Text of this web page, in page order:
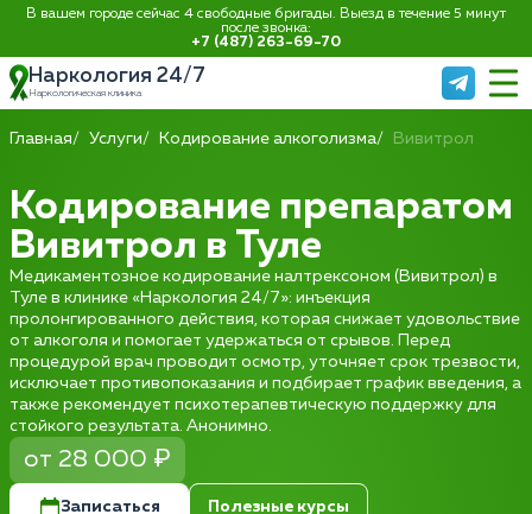
В вашем городе сейчас 4 свободные бригады. Выезд в течение 5 минут
после звонка:
+7 (487) 263-69-70
Наркология 24/7
Наркологическая клиника
Главная Услуги Кодирование алкоголизма Вивитрол
Кодирование препаратом
Вивитрол в Туле
Медикаментозное кодирование налтрексоном (Вивитрол) в
Туле в клинике «Наркология 24/7»: инъекция
пролонгированного действия, которая снижает удовольствие
от алкоголя и помогает удержаться от срывов. Перед
процедурой врач проводит осмотр, уточняет срок трезвости,
исключает противопоказания и подбирает график введения, а
также рекомендует психотерапевтическую поддержку для
стойкого результата. Анонимно.
от 28 000 ₽
Записаться Полезные курсы